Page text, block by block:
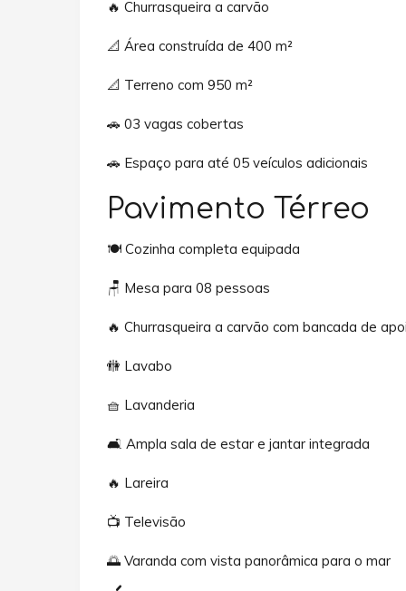
🔥 Churrasqueira a carvão
📐 Área construída de 400 m²
📐 Terreno com 950 m²
🚗 03 vagas cobertas
🚗 Espaço para até 05 veículos adicionais
Pavimento Térreo
🍽️ Cozinha completa equipada
🪑 Mesa para 08 pessoas
🔥 Churrasqueira a carvão com bancada de
🚻 Lavabo
🧺 Lavanderia
🛋️ Ampla sala de estar e jantar integrada
🔥 Lareira
📺 Televisão
🌅 Varanda com vista panorâmica para o mar